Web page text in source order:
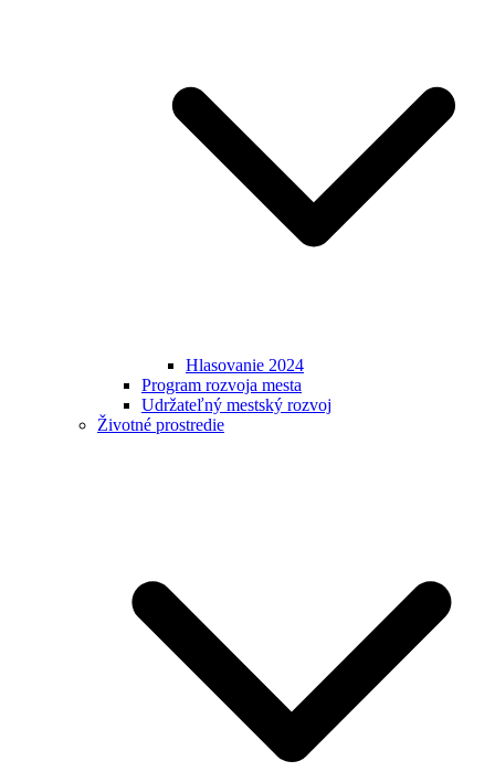
Hlasovanie 2024
Program rozvoja mesta
Udržateľný mestský rozvoj
Životné prostredie